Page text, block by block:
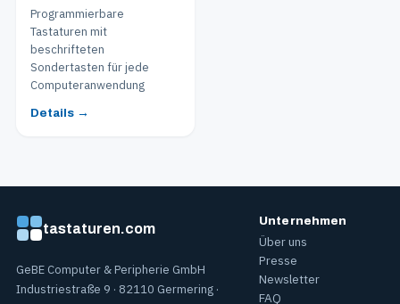
Programmierbare
Tastaturen mit
beschrifteten
Sondertasten für jede
Computeranwendung
Details →
tastaturen.com
GeBE Computer & Peripherie GmbH
Industriestraße 9 · 82110 Germering ·
Unternehmen
Über uns
Presse
Newsletter
FAQ